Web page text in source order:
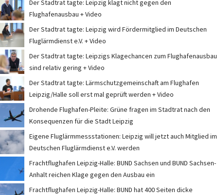
Der Stadtrat tagte: Leipzig klagt nicht gegen den
Flughafenausbau + Video
Der Stadtrat tagte: Leipzig wird Fördermitglied im Deutschen
Fluglärmdienst e.V. + Video
Der Stadtrat tagte: Leipzigs Klagechancen zum Flughafenausbau
sind relativ gering + Video
Der Stadtrat tagte: Lärmschutzgemeinschaft am Flughafen
Leipzig/Halle soll erst mal geprüft werden + Video
Drohende Flughafen-Pleite: Grüne fragen im Stadtrat nach den
Konsequenzen für die Stadt Leipzig
Eigene Fluglärmmessstationen: Leipzig will jetzt auch Mitglied im
Deutschen Fluglärmdienst e.V. werden
Frachtflughafen Leipzig-Halle: BUND Sachsen und BUND Sachsen-
Anhalt reichen Klage gegen den Ausbau ein
Frachtflughafen Leipzig-Halle: BUND hat 400 Seiten dicke